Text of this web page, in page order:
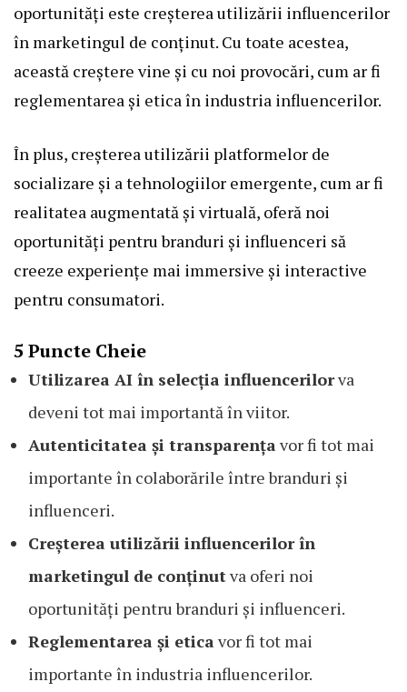
oportunități este creșterea utilizării influencerilor
în marketingul de conținut. Cu toate acestea,
această creștere vine și cu noi provocări, cum ar fi
reglementarea și etica în industria influencerilor.
În plus, creșterea utilizării platformelor de
socializare și a tehnologiilor emergente, cum ar fi
realitatea augmentată și virtuală, oferă noi
oportunități pentru branduri și influenceri să
creeze experiențe mai immersive și interactive
pentru consumatori.
5 Puncte Cheie
Utilizarea AI în selecția influencerilorva
deveni tot mai importantă în viitor.
Autenticitatea și transparența vor fi tot mai
importante în colaborările între branduri și
influenceri.
Creșterea utilizării influencerilor în
marketingul de conținutva oferi noi
oportunități pentru branduri și influenceri.
Reglementarea și etica vor fi tot mai
importante în industria influencerilor.